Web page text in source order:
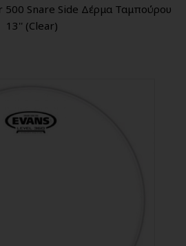
500 Snare Side Δέρμα Ταμπούρου
13'' (Clear)